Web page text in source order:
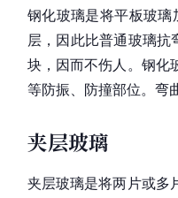
钢化玻璃是将平板玻
层，因此比普通玻璃
块，因而不伤人。钢化
等防振、防撞部位。弯
夹层玻璃
夹层玻璃是将两片或多